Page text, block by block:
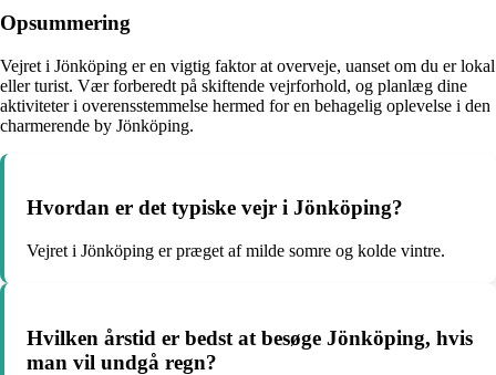
Opsummering
Vejret i Jönköping er en vigtig faktor at overveje, uanset om du er lokal
eller turist. Vær forberedt på skiftende vejrforhold, og planlæg dine
aktiviteter i overensstemmelse hermed for en behagelig oplevelse i den
charmerende by Jönköping.
Hvordan er det typiske vejr i Jönköping?
Vejret i Jönköping er præget af milde somre og kolde vintre.
Hvilken årstid er bedst at besøge Jönköping, hvis
man vil undgå regn?